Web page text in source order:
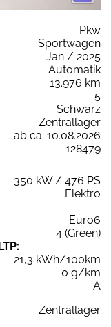
Pkw
Sportwagen
Jan / 2025
Automatik
13.976 km
5
Schwarz
Zentrallager
ab ca. 10.08.2026
128479
350 kW / 476 PS
Elektro
Euro6
4 (Green)
21,3 kWh/100km
0 g/km
A
Zentrallager